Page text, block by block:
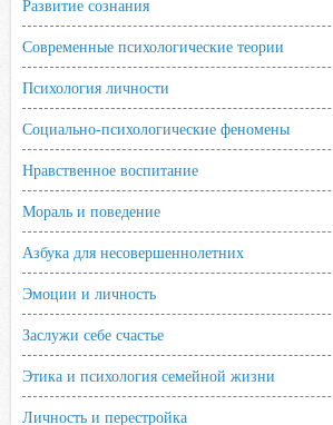
Развитие сознания
Современные психологические теории
Психология личности
Социально-психологические феномены
Нравственное воспитание
Мораль и поведение
Азбука для несовершеннолетних
Эмоции и личность
Заслужи себе счастье
Этика и психология семейной жизни
Личность и перестройка